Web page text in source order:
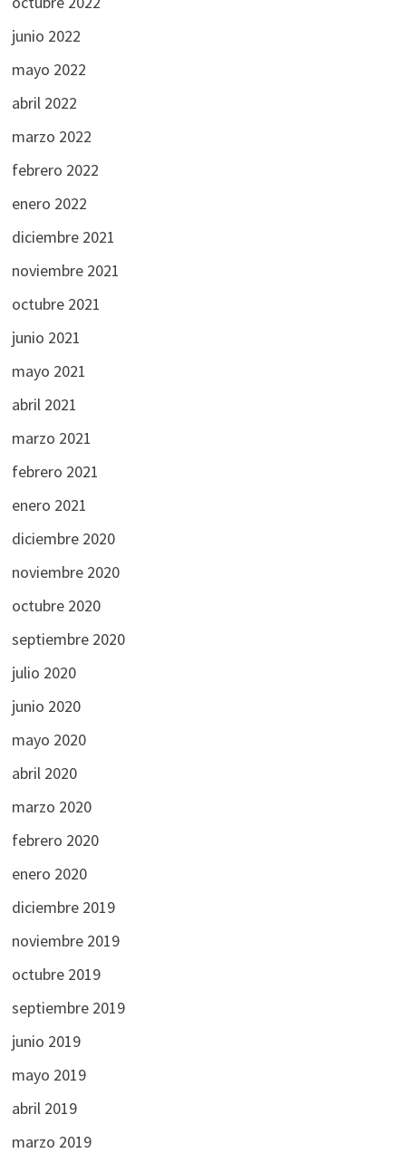
junio 2022
mayo 2022
abril 2022
marzo 2022
febrero 2022
enero 2022
diciembre 2021
noviembre 2021
octubre 2021
junio 2021
mayo 2021
abril 2021
marzo 2021
febrero 2021
enero 2021
diciembre 2020
noviembre 2020
octubre 2020
septiembre 2020
julio 2020
junio 2020
mayo 2020
abril 2020
marzo 2020
febrero 2020
enero 2020
diciembre 2019
noviembre 2019
octubre 2019
septiembre 2019
junio 2019
mayo 2019
abril 2019
marzo 2019